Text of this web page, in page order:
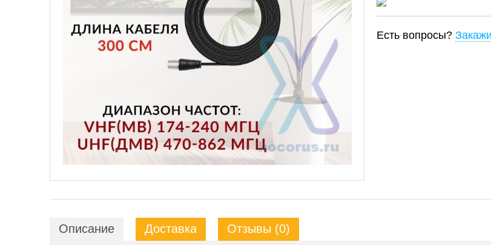
Есть вопросы?
Описание Доставка Отзывы (0)